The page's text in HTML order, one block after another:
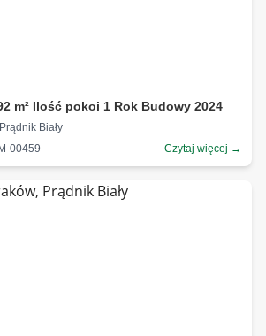
m² Ilość pokoi 1 Rok Budowy 2024
Biały
00459
Czytaj więcej →